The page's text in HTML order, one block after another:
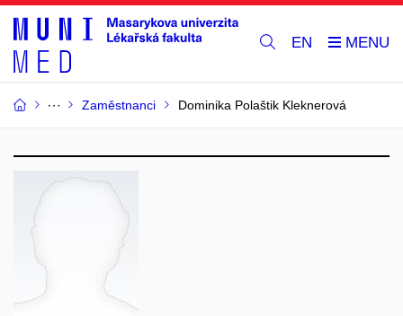
EN
Zaměstnanci Dominika Polaštik Kleknerová